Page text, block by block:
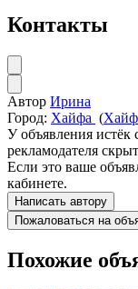
Контакты
Автор Ирина
Город: Хайфа (
У объявления истёк
рекламодателя
Если это ваше
кабинете.
Написать автору
Пожаловаться на
Похожие